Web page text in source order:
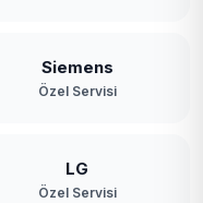
Siemens
Özel Servisi
LG
Özel Servisi